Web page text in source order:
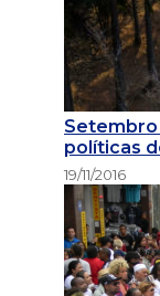
políticas
19/11/2016